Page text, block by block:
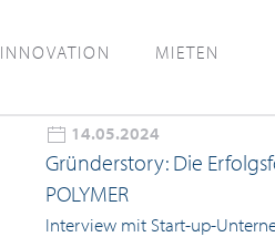
INNOVATION MIETEN
14.05.2024
Gründerstory: Die
POLYMER
Interview mit Start-up-